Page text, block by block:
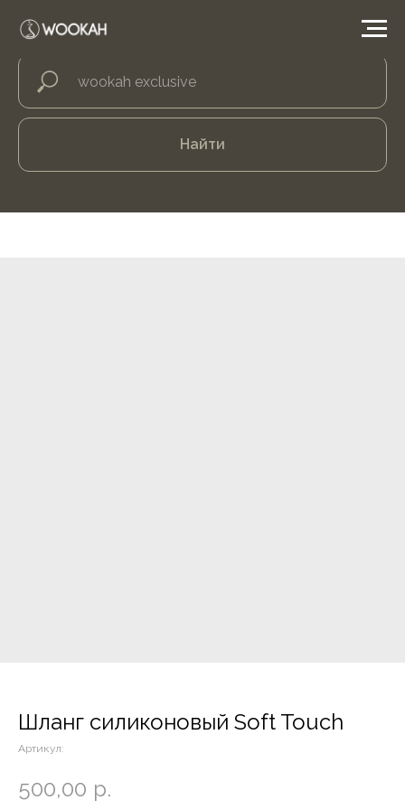
Найти
Шланг силиконовый Soft Touch
Артикул:
500,00 р.